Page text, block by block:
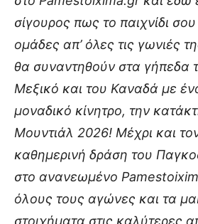
σίγουρος πως το παιχνίδι
ομάδες απ’ όλες τις γωνιές
θα συναντηθούν στα γήπεδα
Μεξικό και του Καναδά με
μοναδικό κίνητρο, την
Μουντιάλ 2026! Μέχρι και
καθημερινή δράση του
στο ανανεωμένο
όλους τους αγώνες και τα
στοιχήματα στις καλύτερες